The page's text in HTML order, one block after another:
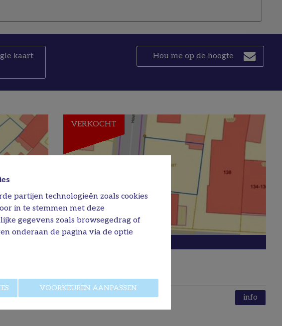
partijen technologieën zoals cookies
in te stemmen met deze
gegevens zoals browsegedrag of
onderaan de pagina via de optie
VOORKEUREN AANPASSEN
kaart Hou me op de hoogte
info
VERKOCHT
346 m² info